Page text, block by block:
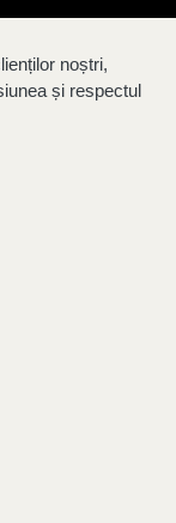
noștri,
și respectul